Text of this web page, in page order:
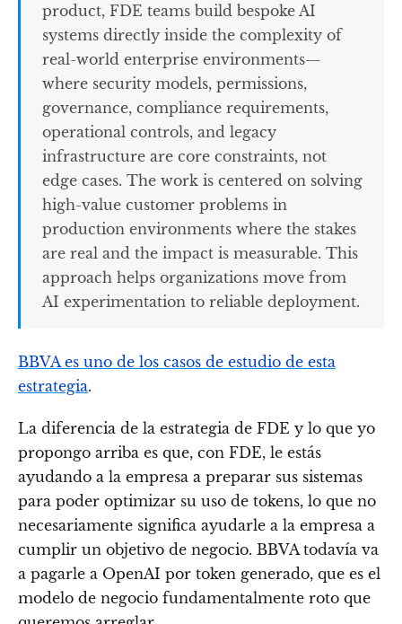
product, FDE teams build bespoke AI
systems directly inside the complexity of
real-world enterprise environments—
where security models, permissions,
governance, compliance requirements,
operational controls, and legacy
infrastructure are core constraints, not
edge cases. The work is centered on solving
high-value customer problems in
production environments where the stakes
are real and the impact is measurable. This
approach helps organizations move from
AI experimentation to reliable deployment.
BBVA es uno de los casos de estudio de esta
estrategia.
La diferencia de la estrategia de FDE y lo que yo
propongo arriba es que, con FDE, le estás
ayudando a la empresa a preparar sus sistemas
para poder optimizar su uso de tokens, lo que no
necesariamente significa ayudarle a la empresa a
cumplir un objetivo de negocio. BBVA todavía va
a pagarle a OpenAI por token generado, que es el
modelo de negocio fundamentalmente roto que